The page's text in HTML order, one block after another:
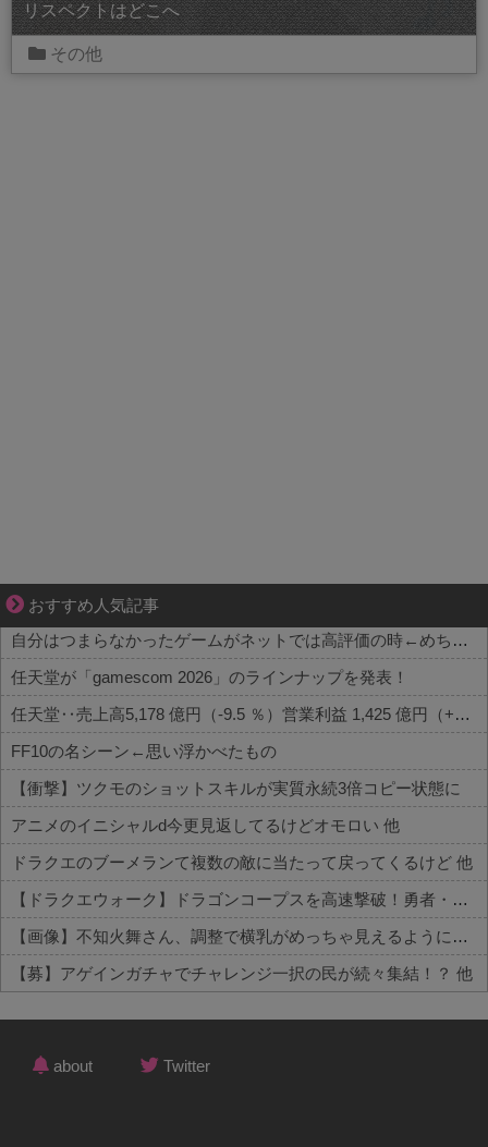
リスペクトはどこへ
その他
おすすめ人気記事
【マンガ】海外病院トラブルファイル
自分はつまらなかったゲームがネットでは高評価の時←めちゃくちゃムカつくよな
任天堂が「gamescom 2026」のラインナップを発表！
任天堂‥売上高5,178 億円（-9.5 ％）営業利益 1,425 億円（+150.5 %）
FF10の名シーン←思い浮かべたもの
【衝撃】ツクモのショットスキルが実質永続3倍コピー状態に
アニメのイニシャルd今更見返してるけどオモロい 他
ドラクエのブーメランて複数の敵に当たって戻ってくるけど 他
【ドラクエウォーク】ドラゴンコープスを高速撃破！勇者・クロノス・月輪など攻略編成まとめ 他
【画像】不知火舞さん、調整で横乳がめっちゃ見えるようになるｗｗｗｗｗｗ 他
【募】アゲインガチャでチャレンジ一択の民が続々集結！？ 他
Powered by livedoor 相互RSS
about Twitter